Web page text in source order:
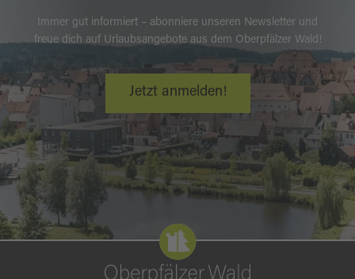
Immer gut informiert – abonniere unseren Newsletter und
freue dich auf Urlaubsangebote aus dem Oberpfälzer Wald!
Jetzt anmelden!